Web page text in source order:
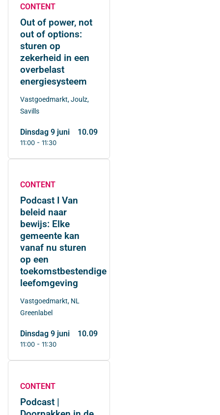
CONTENT
Out of power, not
out of options:
sturen op
zekerheid in een
overbelast
energiesysteem
Vastgoedmarkt, Joulz,
Savills
dinsdag 9 juni
11:00 - 11:30
10.09
CONTENT
Podcast I Van
beleid naar
bewijs: Elke
gemeente kan
vanaf nu sturen
op een
toekomstbestendige
leefomgeving
Vastgoedmarkt, NL
Greenlabel
dinsdag 9 juni
11:00 - 11:30
10.09
CONTENT
Podcast |